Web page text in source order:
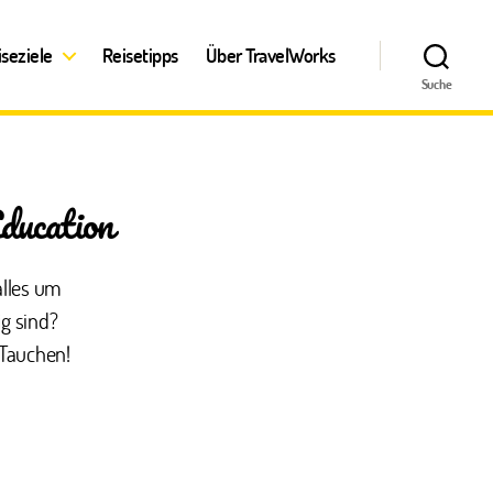
Reisetipps Über TravelWorks
Suche
um
sind?